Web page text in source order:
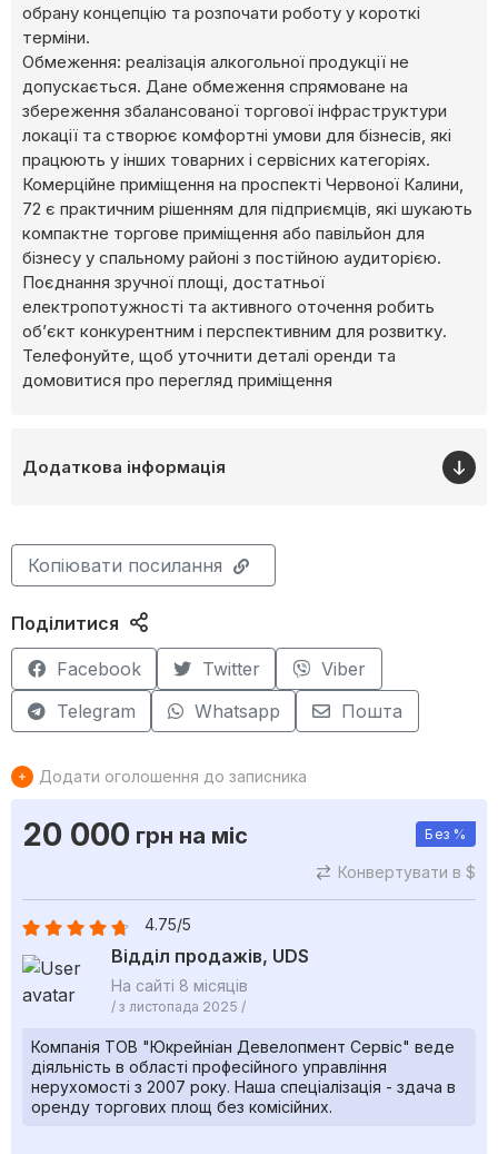
обрану концепцію та розпочати роботу у короткі
терміни.
Обмеження: реалізація алкогольної продукції не
допускається. Дане обмеження спрямоване на
збереження збалансованої торгової інфраструктури
локації та створює комфортні умови для бізнесів, які
працюють у інших товарних і сервісних категоріях.
Комерційне приміщення на проспекті Червоної Калини,
72 є практичним рішенням для підприємців, які шукають
компактне торгове приміщення або павільйон для
бізнесу у спальному районі з постійною аудиторією.
Поєднання зручної площі, достатньої
електропотужності та активного оточення робить
об’єкт конкурентним і перспективним для розвитку.
Телефонуйте, щоб уточнити деталі оренди та
домовитися про перегляд приміщення
Додаткова інформація
Копіювати посилання
Поділитися
Facebook Twitter
Viber
Telegram
Whatsapp Пошта
Додати оголошення до записника
20 000 грн на міс Без %
Конвертувати в $
4.75/5
Відділ продажів, UDS
На сайті 8 місяців
/ з листопада 2025 /
Компанія ТОВ "Юкрейніан Девелопмент Сервіс" веде
діяльність в області професійного управління
нерухомості з 2007 року. Наша спеціалізація - здача в
оренду торгових площ без комісійних.